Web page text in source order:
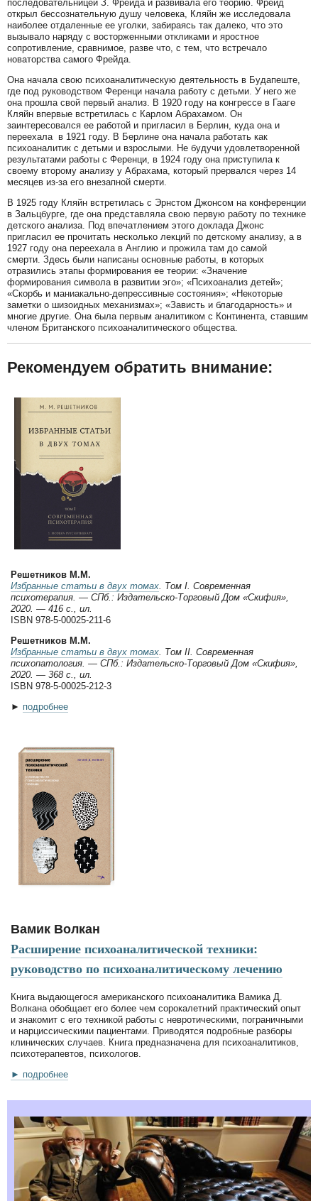
последовательницей З. Фрейда и развивала его теорию. Фрейд
открыл бессознательную душу человека, Кляйн же исследовала
наиболее отдаленные ее уголки, забираясь так далеко, что это
вызывало наряду с восторженными откликами и яростное
сопротивление, сравнимое, разве что, с тем, что встречало
новаторства самого Фрейда.
Она начала свою психоаналитическую деятельность в Будапеште,
где под руководством Ференци начала работу с детьми. У него же
она прошла свой первый анализ. В 1920 году на конгрессе в Гааге
Кляйн впервые встретилась с Карлом Абрахамом. Он
заинтересовался ее работой и пригласил в Берлин, куда она и
переехала в 1921 году. В Берлине она начала работать как
психоаналитик с детьми и взрослыми. Не будучи удовлетворенной
результатами работы с Ференци, в 1924 году она приступила к
своему второму анализу у Абрахама, который прервался через 14
месяцев из-за его внезапной смерти.
В 1925 году Кляйн встретилась с Эрнстом Джонсом на конференции
в Зальцбурге, где она представляла свою первую работу по технике
детского анализа. Под впечатлением этого доклада Джонс
пригласил ее прочитать несколько лекций по детскому анализу, а в
1927 году она переехала в Англию и прожила там до самой
смерти. Здесь были написаны основные работы, в которых
отразились этапы формирования ее теории: «Значение
формирования символа в развитии эго»; «Психоанализ детей»;
«Скорбь и маниакально-депрессивные состояния»; «Некоторые
заметки о шизоидных механизмах»; «Зависть и благодарность» и
многие другие. Она была первым аналитиком с Континента, ставшим
членом Британского психоаналитического общества.
Рекомендуем обратить внимание:
Решетников М.М.
Избранные статьи в двух томах . Том I. Современная
психотерапия. — СПб.: Издательско-Торговый Дом «Скифия»,
2020. — 416 с., ил.
ISBN 978-5-00025-211-6
Решетников М.М.
Избранные статьи в двух томах . Том II. Современная
психопатология. — СПб.: Издательско-Торговый Дом «Скифия»,
2020. — 368 с., ил.
ISBN 978-5-00025-212-3
► подробнее
Вамик Волкан
Расширение психоаналитической техники:
руководство по психоаналитическому лечению
Книга выдающегося американского психоаналитика Вамика Д.
Волкана обобщает его более чем сорокалетний практический опыт
и знакомит с его техникой работы с невротическими, пограничными
и нарциссическими пациентами. Приводятся подробные разборы
клинических случаев. Книга предназначена для психоаналитиков,
психотерапевтов, психологов.
► подробнее